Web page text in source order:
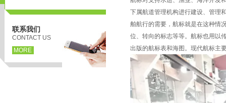
联系我们
CONTACT US
MORE
下属航道管理机构进行建设、管理
舶航行的需要，航标就是在这种情
位、转向的标志等等。航标也用以
出版的航标表和海图。现代航标主